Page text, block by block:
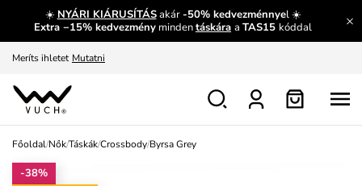
☀️ NYÁRI KIÁRUSÍTÁSakár-50% kedvezménnyel ☀️
Extra −15% kedvezmény mindentáskára a TAS15 kóddal
Fedezze fel velünk az újdonságokat. Megtekintés
Meríts ihletet Mutatni
Ingyenes csere és visszaküldés
Főoldal/Nők/Táskák/Crossbody/Byrsa Grey
-38%